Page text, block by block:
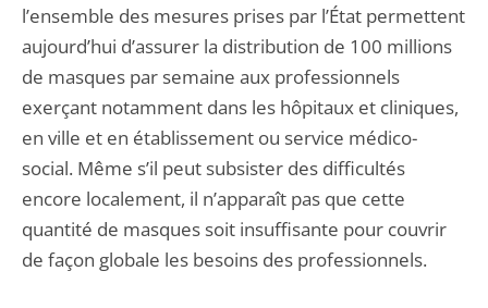
l’ensemble des mesures prises par l’État permettent
aujourd’hui d’assurer la distribution de 100 millions
de masques par semaine aux professionnels
exerçant notamment dans les hôpitaux et cliniques,
en ville et en établissement ou service médico-
social. Même s’il peut subsister des difficultés
encore localement, il n’apparaît pas que cette
quantité de masques soit insuffisante pour couvrir
de façon globale les besoins des professionnels.